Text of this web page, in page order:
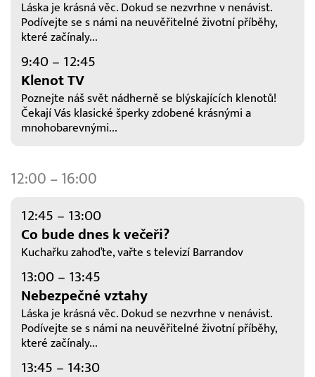
Láska je krásná věc. Dokud se nezvrhne v nenávist.
Podívejte se s námi na neuvěřitelné životní příběhy,
které začínaly...
9:40 – 12:45
Klenot TV
Poznejte náš svět nádherně se blýskajících klenotů!
Čekají Vás klasické šperky zdobené krásnými a
mnohobarevnými...
12:00 – 16:00
12:45 – 13:00
Co bude dnes k večeři?
Kuchařku zahoďte, vařte s televizí Barrandov
13:00 – 13:45
Nebezpečné vztahy
Láska je krásná věc. Dokud se nezvrhne v nenávist.
Podívejte se s námi na neuvěřitelné životní příběhy,
které začínaly...
13:45 – 14:30